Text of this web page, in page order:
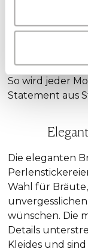
möchten, ihre
gewagten
funkelnde aber
So wird jeder
Statement aus
Die eleganten
Wahl für
wünschen. Die
Details
Kleides und